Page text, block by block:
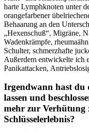
harte Lymphknoten unter
orangefarbener
Behaarung an den
„Hexenschuß“, Migräne,
Wadenkrämpfe,
Schulter, schmerzhafte
Außerdem entwickelte ich
Panikattacken,
Irgendwann hast du
lassen und
mehr zur Verhütung
Schlüsselerlebnis?